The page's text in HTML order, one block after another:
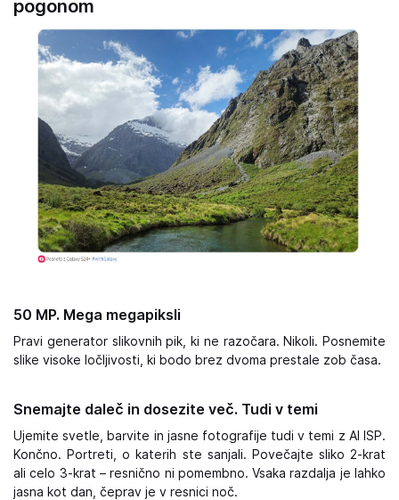
pogonom
50 MP. Mega megapiksli
Pravi generator slikovnih pik, ki ne razočara. Nikoli. Posnemite
slike visoke ločljivosti, ki bodo brez dvoma prestale zob časa.
Snemajte daleč in dosezite več. Tudi v temi
Ujemite svetle, barvite in jasne fotografije tudi v temi z AI ISP.
Končno. Portreti, o katerih ste sanjali. Povečajte sliko 2-krat
ali celo 3-krat – resnično ni pomembno. Vsaka razdalja je lahko
jasna kot dan, čeprav je v resnici noč.